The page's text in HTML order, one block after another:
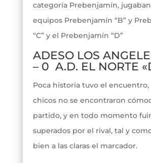
categoría Prebenjamín,
equipos Prebenjamín “B” y
“C” y el Prebenjamín “D”
ADESO LOS
– 0 A.D. EL NORTE
Poca historia tuvo el
chicos no se encontraron
partido, y en todo momento
superados por el rival, tal y
bien a las claras el marcador.